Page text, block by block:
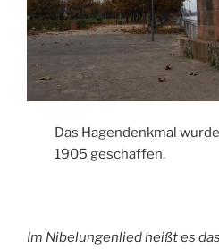
Das Hagendenkmal
1905 geschaffen.
Im Nibelungenlied heißt es